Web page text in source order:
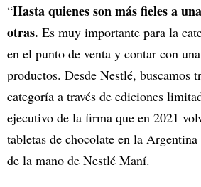
“Hasta quienes son más fieles a
otras. Es muy importante para la
en el punto de venta y contar con
productos. Desde Nestlé, buscamos
categoría a través de ediciones
ejecutivo de la firma que en 2021
tabletas de chocolate en la Argentina
de la mano de Nestlé Maní.